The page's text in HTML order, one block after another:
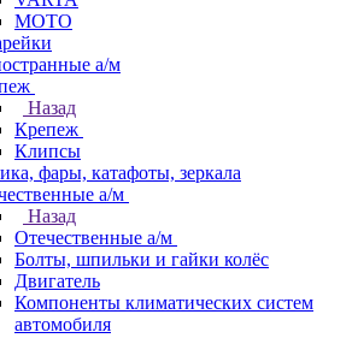
МОТО
а/м
Назад
Крепеж
Клипсы
фары, катафоты, зеркала
а/м
Назад
Отечественные а/м
Болты, шпильки и гайки колёс
Двигатель
Компоненты климатических систем
автомобиля